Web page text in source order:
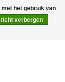
0 Artikelen - €0,00
het gebruik van
verbergen